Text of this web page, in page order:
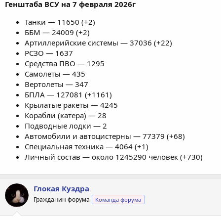
Генштаба ВСУ на 7 февраля 2026г
Танки — 11650 (+2)
ББМ — 24009 (+2)
Артиллерийские системы — 37036 (+22)
РСЗО — 1637
Средства ПВО — 1295
Самолеты — 435
Вертолеты — 347
БПЛА — 127081 (+1161)
Крылатые ракеты — 4245
Корабли (катера) — 28
Подводные лодки — 2
Автомобили и автоцистерны — 77379 (+68)
Специальная техника — 4064 (+1)
Личный состав — около 1245290 человек (+730)
Глокая Куздра
Гражданин форума Команда форума